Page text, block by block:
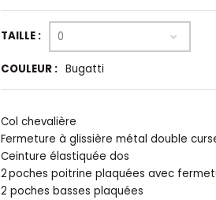
TAILLE : 0
COULEUR : Bugatti
Col chevalière
Fermeture à glissière métal double
Ceinture élastiquée dos
2 poches poitrine plaquées avec
2 poches basses plaquées